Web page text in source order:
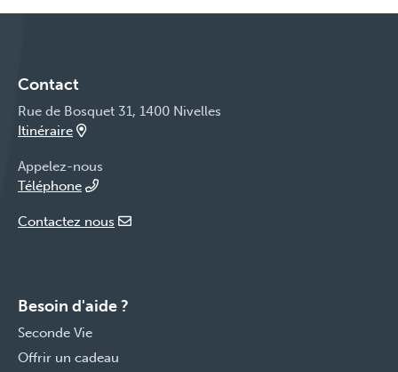
Contact
Rue de Bosquet 31, 1400 Nivelles
Itinéraire
Appelez-nous
Téléphone
Contactez nous
Besoin d'aide ?
Seconde Vie
Offrir un cadeau